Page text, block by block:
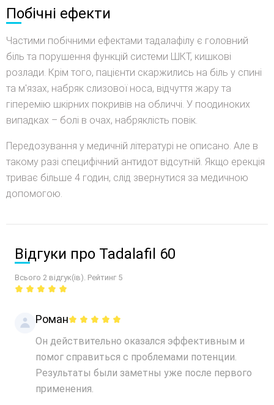
Побічні ефекти
Частими побічними ефектами тадалафілу є головний
біль та порушення функцій системи ШКТ, кишкові
розлади. Крім того, пацієнти скаржились на біль у спині
та м'язах, набряк слизової носа, відчуття жару та
гіперемію шкірних покривів на обличчі. У поодиноких
випадках – болі в очах, набряклість повік.
Передозування у медичній літературі не описано. Але в
такому разі специфічний антидот відсутній. Якщо ерекція
триває більше 4 годин, слід звернутися за медичною
допомогою.
Відгуки про Tadalafil 60
Всього 2 відгук(ів). Рейтинг 5
Роман
Он действительно оказался эффективным и
помог справиться с проблемами потенции.
Результаты были заметны уже после первого
применения.